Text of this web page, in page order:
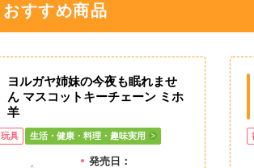
おすすめ商品
ヨルガヤ姉妹の今夜も眠れませ
ん マスコットキーチェーン ミホ
羊
玩具 生活・健康・料理・趣味実用
発売日：